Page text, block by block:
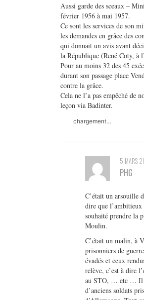
Aussi garde des sceaux –
février 1956 à mai 1957.
Ce sont les services de son
les demandes en grâce des
qui donnait un avis avant
la République (René Coty, à
Pour au moins 32 des 45
durant son passage place
contre la grâce.
Cela ne l’a pas empêché de
leçon via Badinter.
chargement…
5 MARS
PHG
C’était un arsouille
dire que
souhaité prendre la
Moulin.
C’était un malin, à
prisonniers de
évadés et ceux
relève, c’est à dire
au STO, … etc … Il
d’anciens soldats